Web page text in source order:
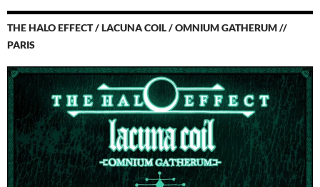
THE HALO EFFECT / LACUNA COIL / OMNIUM GATHERUM //
PARIS